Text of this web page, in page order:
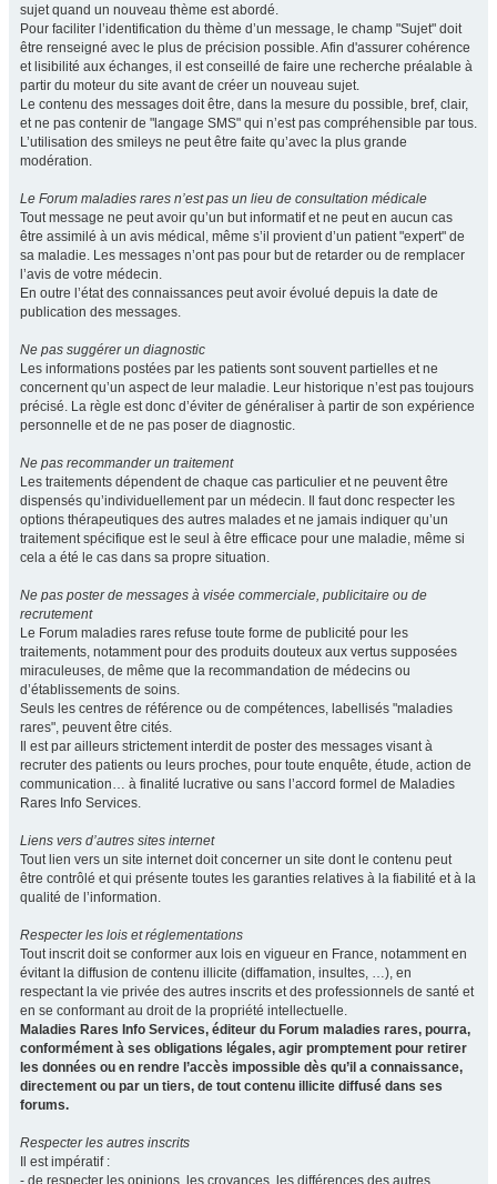
sujet quand un nouveau thème est abordé.
Pour faciliter l’identification du thème d’un message, le champ "Sujet" doit
être renseigné avec le plus de précision possible. Afin d'assurer cohérence
et lisibilité aux échanges, il est conseillé de faire une recherche préalable à
partir du moteur du site avant de créer un nouveau sujet.
Le contenu des messages doit être, dans la mesure du possible, bref, clair,
et ne pas contenir de "langage SMS" qui n’est pas compréhensible par tous.
L’utilisation des smileys ne peut être faite qu’avec la plus grande
modération.
Le Forum maladies rares n’est pas un lieu de consultation médicale
Tout message ne peut avoir qu’un but informatif et ne peut en aucun cas
être assimilé à un avis médical, même s’il provient d’un patient "expert" de
sa maladie. Les messages n’ont pas pour but de retarder ou de remplacer
l’avis de votre médecin.
En outre l’état des connaissances peut avoir évolué depuis la date de
publication des messages.
Ne pas suggérer un diagnostic
Les informations postées par les patients sont souvent partielles et ne
concernent qu’un aspect de leur maladie. Leur historique n’est pas toujours
précisé. La règle est donc d’éviter de généraliser à partir de son expérience
personnelle et de ne pas poser de diagnostic.
Ne pas recommander un traitement
Les traitements dépendent de chaque cas particulier et ne peuvent être
dispensés qu’individuellement par un médecin. Il faut donc respecter les
options thérapeutiques des autres malades et ne jamais indiquer qu’un
traitement spécifique est le seul à être efficace pour une maladie, même si
cela a été le cas dans sa propre situation.
Ne pas poster de messages à visée commerciale, publicitaire ou de
recrutement
Le Forum maladies rares refuse toute forme de publicité pour les
traitements, notamment pour des produits douteux aux vertus supposées
miraculeuses, de même que la recommandation de médecins ou
d’établissements de soins.
Seuls les centres de référence ou de compétences, labellisés "maladies
rares", peuvent être cités.
Il est par ailleurs strictement interdit de poster des messages visant à
recruter des patients ou leurs proches, pour toute enquête, étude, action de
communication… à finalité lucrative ou sans l’accord formel de Maladies
Rares Info Services.
Liens vers d’autres sites internet
Tout lien vers un site internet doit concerner un site dont le contenu peut
être contrôlé et qui présente toutes les garanties relatives à la fiabilité et à la
qualité de l’information.
Respecter les lois et réglementations
Tout inscrit doit se conformer aux lois en vigueur en France, notamment en
évitant la diffusion de contenu illicite (diffamation, insultes, …), en
respectant la vie privée des autres inscrits et des professionnels de santé et
en se conformant au droit de la propriété intellectuelle.
Maladies Rares Info Services, éditeur du Forum maladies rares, pourra,
conformément à ses obligations légales, agir promptement pour retirer
les données ou en rendre l’accès impossible dès qu’il a connaissance,
directement ou par un tiers, de tout contenu illicite diffusé dans ses
forums.
Respecter les autres inscrits
Il est impératif :
- de respecter les opinions, les croyances, les différences des autres